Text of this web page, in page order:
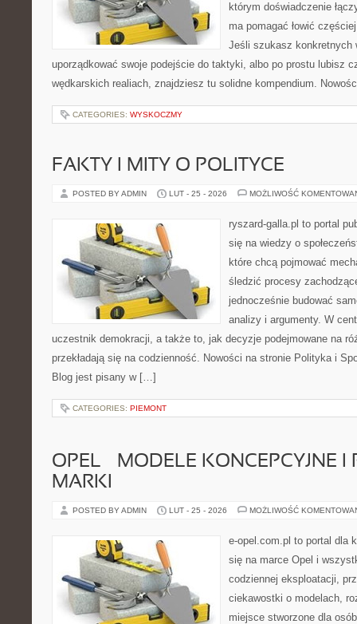
którym doświadczenie
ma pomagać łowić
Jeśli szukasz konkretnych
uporządkować swoje podejście do taktyki, albo po prostu lubisz
wędkarskich realiach, znajdziesz tu solidne kompendium.
CATEGORIES: WYSKOCZMY
FAKTY I MITY O POLITYCE
POSTED BY ADMIN LUT - 25 - 2026 MOŻLIWOŚĆ
ryszard-galla.pl to portal
się na wiedzy o
które chcą pojmować
śledzić procesy
jednocześnie budować
analizy i argumenty. W
uczestnik demokracji, a także to, jak decyzje podejmowane na
przekładają się na codzienność. Nowości na stronie Polityka i
Blog jest pisany w […]
CATEGORIES: PIEMONT
OPEL – MODELE KONCEPCYJNE I
MARKI
POSTED BY ADMIN LUT - 25 - 2026 MOŻLIWOŚĆ
e-opel.com.pl to portal dla
się na marce Opel i
codziennej eksploatacji,
ciekawostki o modelach,
miejsce stworzone dla